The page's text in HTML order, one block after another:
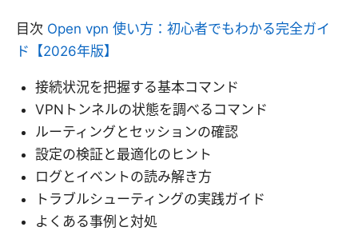
目次 Open vpn 使い方：初心者でもわかる完全ガイ
ド【2026年版】
接続状況を把握する基本コマンド
VPNトンネルの状態を調べるコマンド
ルーティングとセッションの確認
設定の検証と最適化のヒント
ログとイベントの読み解き方
トラブルシューティングの実践ガイド
よくある事例と対処